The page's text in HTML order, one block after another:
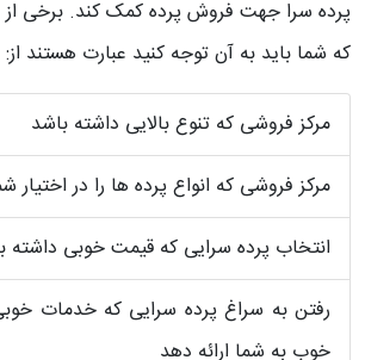
پرده سرا جهت فروش پرده کمک کند. برخی
که شما باید به آن توجه کنید عبارت هستند از:
مرکز فروشی که تنوع بالایی داشته باشد
مرکز فروشی که انواع پرده ها را در اختیار
انتخاب پرده سرایی که قیمت خوبی داشته
رفتن به سراغ پرده سرایی که خدمات
خوب به شما ارائه دهد